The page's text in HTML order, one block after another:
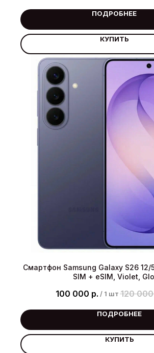
ПОДРОБНЕЕ
КУПИТЬ
Смартфон Samsung Galaxy S26 12/
SIM + eSIM, Violet,
100 000 р. / 1 шт 120 000
ПОДРОБНЕЕ
КУПИТЬ